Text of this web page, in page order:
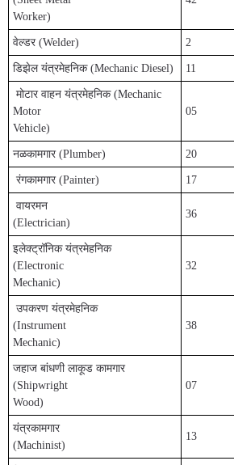
Worker)
वेल्डर (Welder) 2
डिझेल यंत्रमेहनिक (Mechanic Diesel) 11
मोटार वाहन यंत्रमेहनिक (Mechanic
Motor
Vehicle)
05
नळकामगार (Plumber) 20
रंगकामगार (Painter) 17
वायरमन
(Electrician)
36
इलेक्ट्रॉनिक यंत्रमेहनिक
(Electronic
Mechanic)
32
उपकरण यंत्रमेहनिक
(Instrument
Mechanic)
38
जहाज बांधणी लाकूड कामगार
(Shipwright
Wood)
07
यंत्रकामगार
(Machinist)
13